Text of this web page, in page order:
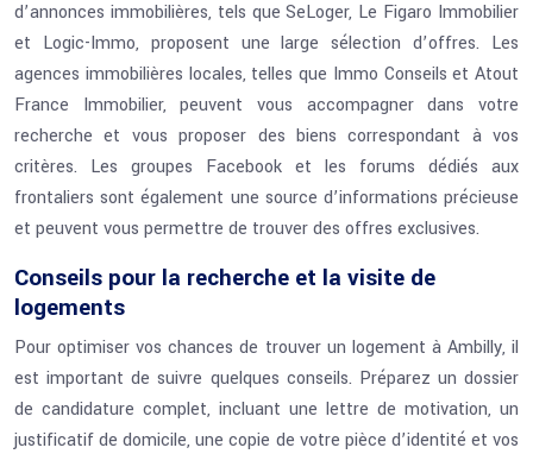
d’annonces immobilières, tels que SeLoger, Le Figaro Immobilier
et Logic-Immo, proposent une large sélection d’offres. Les
agences immobilières locales, telles que Immo Conseils et Atout
France Immobilier, peuvent vous accompagner dans votre
recherche et vous proposer des biens correspondant à vos
critères. Les groupes Facebook et les forums dédiés aux
frontaliers sont également une source d’informations précieuse
et peuvent vous permettre de trouver des offres exclusives.
Conseils pour la recherche et la visite de
logements
Pour optimiser vos chances de trouver un logement à Ambilly, il
est important de suivre quelques conseils. Préparez un dossier
de candidature complet, incluant une lettre de motivation, un
justificatif de domicile, une copie de votre pièce d’identité et vos